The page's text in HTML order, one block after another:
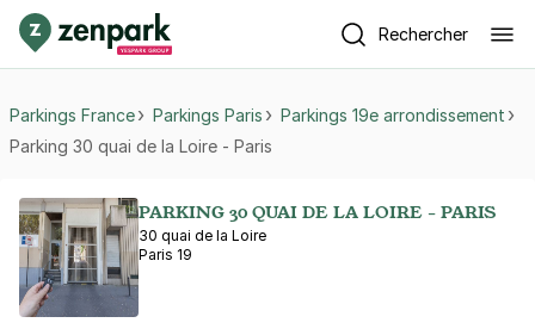
Rechercher
Parkings France Parkings Paris
Parkings 19e arrondissement
Parking 30 quai de la Loire - Paris
PARKING 30 QUAI DE LA LOIRE - PARIS
30 quai de la Loire
Paris 19